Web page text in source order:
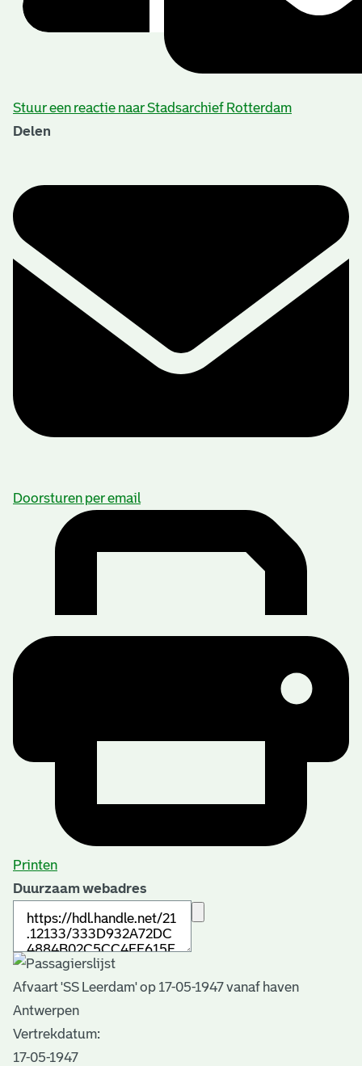
Stuur een reactie naar Stadsarchief Rotterdam
Delen
Doorsturen per email
Printen
Duurzaam webadres
Afvaart 'SS Leerdam' op 17-05-1947 vanaf haven
Antwerpen
Vertrekdatum:
17-05-1947